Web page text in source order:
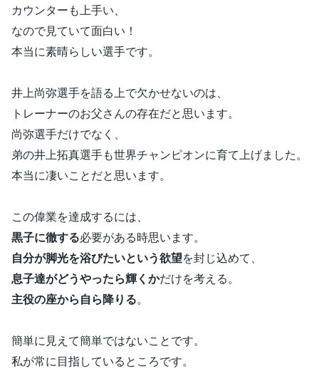
カウンターも上手い、
なので見ていて面白い！
本当に素晴らしい選手です。
井上尚弥選手を語る上で欠かせないのは、
トレーナーのお父さんの存在だと思います。
尚弥選手だけでなく、
弟の井上拓真選手も世界チャンピオンに育て上げました。
本当に凄いことだと思います。
この偉業を達成するには、
黒子に徹する必要がある時思います。
自分が脚光を浴びたいという欲望を封じ込めて、
息子達がどうやったら輝くかだけを考える。
主役の座から自ら降りる。
簡単に見えて簡単ではないことです。
私が常に目指しているところです。